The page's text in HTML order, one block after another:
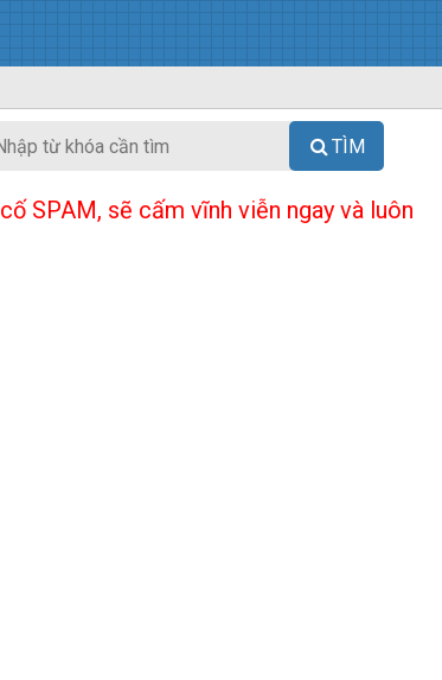
TÌM
SPAM, sẽ cấm vĩnh viễn ngay và luôn